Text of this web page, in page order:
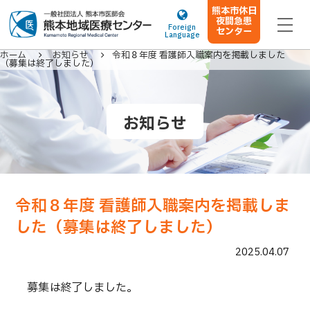
熊本市休日
夜間急患
センター
Foreign
Language
ホーム お知らせ 令和８年度 看護師入職案内を掲載しました
（募集は終了しました）
お知らせ
令和８年度 看護師入職案内を掲載しま
した（募集は終了しました）
2025.04.07
募集は終了しました。
当院について
医療関係者の方へ
お知らせ